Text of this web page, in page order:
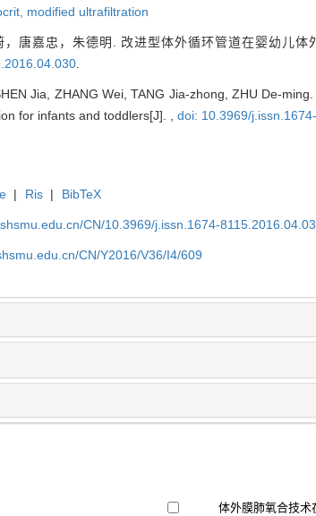
modified ultrafiltration
唐嘉忠，朱德明. 改进型体外循环管道在婴幼儿
.
Jia, ZHANG Wei, TANG Jia-zhong, ZHU De-
for infants and toddlers[J]. , doi: 10.3969/
| Ris | BibTeX
CN/10.3969/j.issn.1674-
CN/Y2016/V36/I4/609
体外膜肺氧合技术